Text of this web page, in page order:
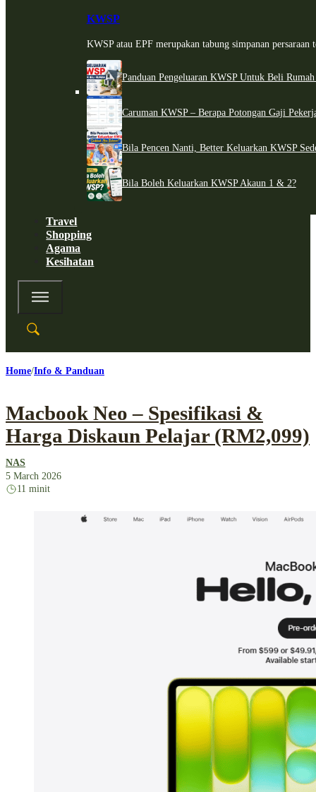
KWSP
KWSP atau EPF merupakan tabung simpanan persaraan
Panduan Pengeluaran KWSP Untuk Beli
Caruman KWSP – Berapa Potongan Gaji
Bila Pencen Nanti, Better Keluarkan KWSP
Bila Boleh Keluarkan KWSP Akaun 1 & 2?
Travel
Shopping
Agama
Kesihatan
Home Info & Panduan
Macbook Neo – Spesifikasi &
Harga Diskaun Pelajar (RM2,099)
NAS
5 March 2026
11 minit